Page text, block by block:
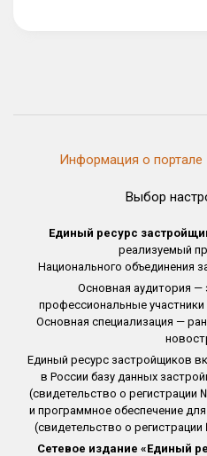
Информация о портале
Выбор
Единый ресурс
реализуемый
Национального объединения
Основная аудитория —
профессиональные
Основная специализация —
Единый ресурс застройщиков
в России базу данных
(свидетельство о регистрации
и программное обеспечение
(свидетельство о
Сетевое издание «Единый